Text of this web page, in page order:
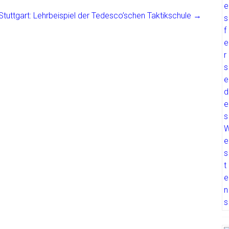
Lehrbeispiel der Tedesco’schen Taktikschule →